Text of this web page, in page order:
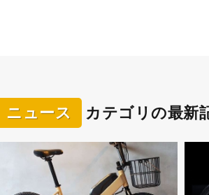
2025年のメインテーマは「自分らしくあるこ
イルに寄り添うBESVのe-Bikeが共鳴する世界
ニュース カテゴリの最新